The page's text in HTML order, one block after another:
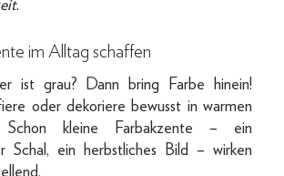
im Alltag schaffen
ist grau? Dann bring Farbe hinein!
oder dekoriere bewusst in warmen
Schon kleine Farbakzente – ein
Schal, ein herbstliches Bild – wirken